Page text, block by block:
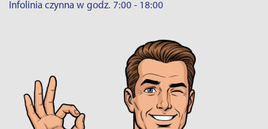
Infolinia czynna w godz. 7:00 - 18:00